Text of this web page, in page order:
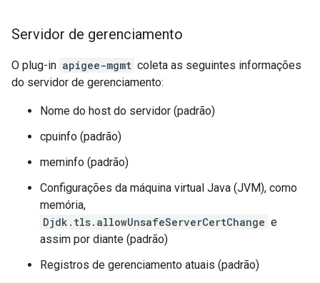
Servidor de gerenciamento
O plug-in apigee-mgmt coleta as seguintes informações
do servidor de gerenciamento:
Nome do host do servidor (padrão)
cpuinfo (padrão)
meminfo (padrão)
Configurações da máquina virtual Java (JVM), como
memória,
Djdk.tls.allowUnsafeServerCertChange e
assim por diante (padrão)
Registros de gerenciamento atuais (padrão)